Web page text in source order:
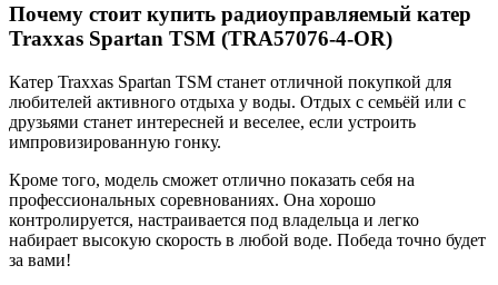
Почему стоит купить радиоуправляемый катер
Traxxas Spartan TSM (TRA57076-4-OR)
Катер Traxxas Spartan TSM станет отличной покупкой для
любителей активного отдыха у воды. Отдых с семьёй или с
друзьями станет интересней и веселее, если устроить
импровизированную гонку.
Кроме того, модель сможет отлично показать себя на
профессиональных соревнованиях. Она хорошо
контролируется, настраивается под владельца и легко
набирает высокую скорость в любой воде. Победа точно будет
за вами!